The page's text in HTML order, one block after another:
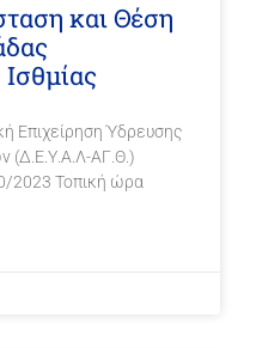
και Θέση
Επιχείρηση Ύδρευσης
(Δ.Ε.Υ.Α.Λ-ΑΓ.Θ.)
2023 Τοπική ώρα